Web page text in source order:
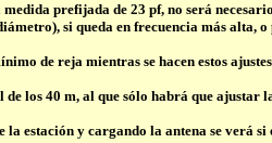
prefijada de 23 pf, no será
si queda en frecuencia más alta,
de reja mientras se hacen estos
los 40 m, al que sólo habrá que ajustar
estación y cargando la antena se verá